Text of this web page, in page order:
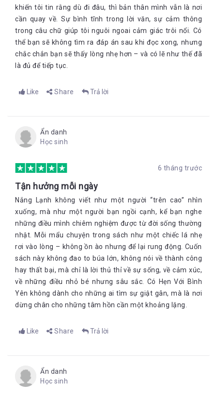
khiến tôi tin rằng dù đi đâu, thì bản thân mình vẫn là nơi
cần quay về. Sự bình tĩnh trong lời văn, sự cảm thông
trong câu chữ giúp tôi nguôi ngoai cảm giác trôi nổi. Có
thể bạn sẽ không tìm ra đáp án sau khi đọc xong, nhưng
chắc chắn bạn sẽ thấy lòng nhẹ hơn – và có lẽ như thế đã
là đủ để tiếp tục.
Like Share Trả lời
Ẩn danh
Học sinh
6 tháng trước
Tận hưởng mỗi ngày
Nắng Lạnh không viết như một người “trên cao” nhìn
xuống, mà như một người bạn ngồi cạnh, kể bạn nghe
những điều mình chiêm nghiệm được từ đời sống thường
nhật. Mỗi mẩu chuyện trong sách như một chiếc lá nhẹ
rơi vào lòng – không ồn ào nhưng để lại rung động. Cuốn
sách này không đao to búa lớn, không nói về thành công
hay thất bại, mà chỉ là lời thủ thỉ về sự sống, về cảm xúc,
về những điều nhỏ bé nhưng sâu sắc. Có Hẹn Với Bình
Yên không dành cho những ai tìm sự giật gân, mà là nơi
dừng chân cho những tâm hồn cần một khoảng lặng.
Like Share Trả lời
Ẩn danh
Học sinh